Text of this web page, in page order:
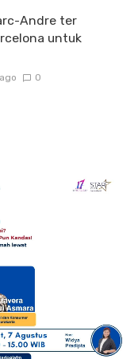
Andre ter
untuk
0